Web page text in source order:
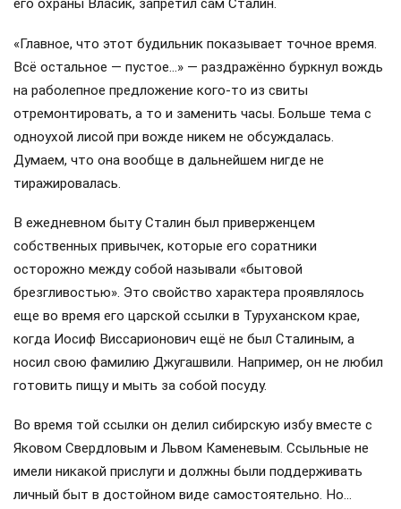
его охраны Власик, запретил сам Сталин.
«Главное, что этот будильник показывает точное время.
Всё остальное — пустое…» — раздражённо буркнул вождь
на раболепное предложение кого-то из свиты
отремонтировать, а то и заменить часы. Больше тема с
одноухой лисой при вожде никем не обсуждалась.
Думаем, что она вообще в дальнейшем нигде не
тиражировалась.
В ежедневном быту Сталин был приверженцем
собственных привычек, которые его соратники
осторожно между собой называли «бытовой
брезгливостью». Это свойство характера проявлялось
еще во время его царской ссылки в Туруханском крае,
когда Иосиф Виссарионович ещё не был Сталиным, а
носил свою фамилию Джугашвили. Например, он не любил
готовить пищу и мыть за собой посуду.
Во время той ссылки он делил сибирскую избу вместе с
Яковом Свердловым и Львом Каменевым. Ссыльные не
имели никакой прислуги и должны были поддерживать
личный быт в достойном виде самостоятельно. Но…